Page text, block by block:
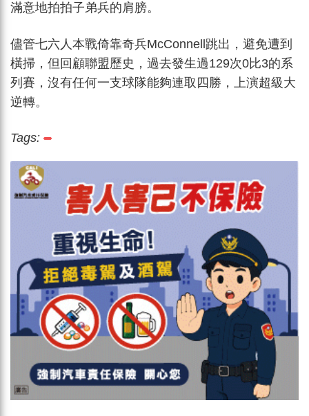
滿意地拍拍子弟兵的肩膀。
儘管七六人本戰倚靠奇兵McConnell跳出，避免遭到
橫掃，但回顧聯盟歷史，過去發生過129次0比3的系
列賽，沒有任何一支球隊能夠連取四勝，上演超級大
逆轉。
Tags: